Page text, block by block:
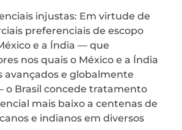
injustas: Em virtude de
preferenciais de escopo
e a Índia — que
nos quais o México e a Índia
avançados e globalmente
Brasil concede tratamento
mais baixo a centenas de
e indianos em diversos